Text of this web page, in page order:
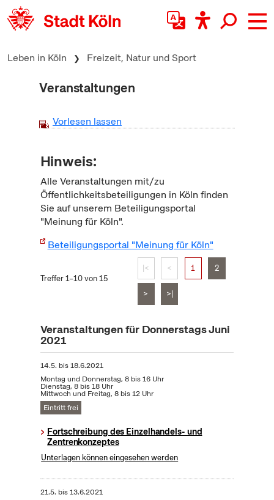
zum Inhalt springen
Leben in Köln Freizeit, Natur und Sport
Veranstaltungen
Vorlesen lassen
Hinweis:
Alle Veranstaltungen mit/zu
Öffentlichkeitsbeteiligungen in Köln finden
Sie auf unserem Beteiligungsportal
"Meinung für Köln".
Beteiligungsportal "Meinung für Köln"
Treffer 1–10 von 15
|< < 1 2
> >|
Veranstaltungen für Donnerstags Juni
2021
14.5. bis18.6.2021
Montag und Donnerstag, 8 bis 16 Uhr
Dienstag, 8 bis 18 Uhr
Mittwoch und Freitag, 8 bis 12 Uhr
Eintritt frei
Fortschreibung des Einzelhandels- und
Zentrenkonzeptes
Unterlagen können eingesehen werden
21.5. bis13.6.2021